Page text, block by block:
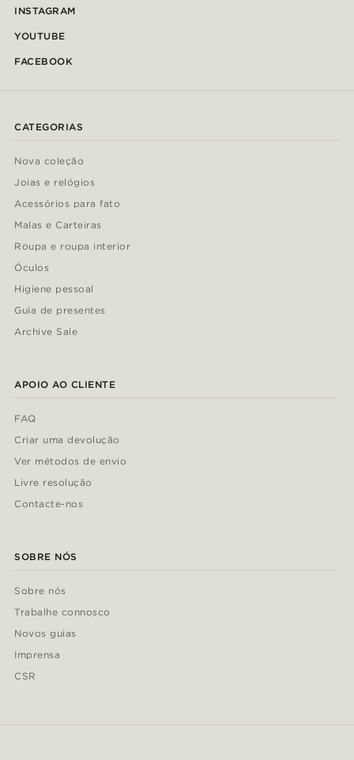
INSTAGRAM
YOUTUBE
FACEBOOK
CATEGORIAS
Nova coleção
Joias e relógios
Acessórios para fato
Malas e Carteiras
Roupa e roupa interior
Óculos
Higiene pessoal
Guia de presentes
Archive Sale
APOIO AO CLIENTE
FAQ
Criar uma devolução
Ver métodos de envio
Livre resolução
Contacte-nos
SOBRE NÓS
Sobre nós
Trabalhe connosco
Novos guias
Imprensa
CSR